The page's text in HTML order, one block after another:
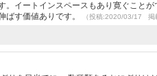
イートインスペースもあり寛ぐこと
ばす価値ありです。
（投稿:2020/03/17 掲